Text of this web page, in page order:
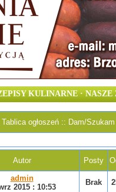
KULINARNE ·
Tablica ogłoszeń :: Dam/
Autor Posty
admin
2015 : 10:53
Brak